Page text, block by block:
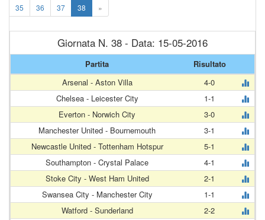
35
36 37 38 »
Giornata N. 38 - Data: 15-05-2016
Partita
Risultato
Arsenal - Aston Villa
4-0
Chelsea - Leicester City
1-1
Everton - Norwich City
3-0
Manchester United - Bournemouth
3-1
Newcastle United - Tottenham Hotspur
5-1
Southampton - Crystal Palace
4-1
Stoke City - West Ham United
2-1
Swansea City - Manchester City
1-1
Watford - Sunderland
2-2